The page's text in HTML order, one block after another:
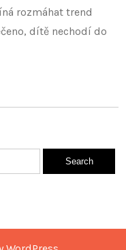
rozmáhat trend
dítě nechodí do